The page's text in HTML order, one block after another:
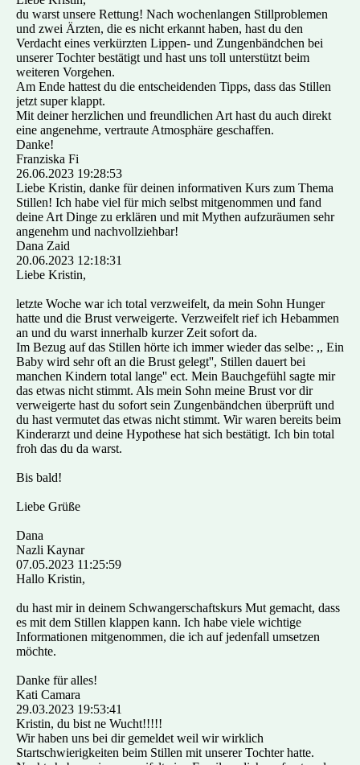
du warst unsere Rettung! Nach wochenlangen Stillproblemen
und zwei Ärzten, die es nicht erkannt haben, hast du den
Verdacht eines verkürzten Lippen- und Zungenbändchen bei
unserer Tochter bestätigt und hast uns toll unterstützt beim
weiteren Vorgehen.
Am Ende hattest du die entscheidenden Tipps, dass das Stillen
jetzt super klappt.
Mit deiner herzlichen und freundlichen Art hast du auch direkt
eine angenehme, vertraute Atmosphäre geschaffen.
Danke!
Franziska Fi
26.06.2023 19:28:53
Liebe Kristin, danke für deinen informativen Kurs zum Thema
Stillen! Ich habe viel für mich selbst mitgenommen und fand
deine Art Dinge zu erklären und mit Mythen aufzuräumen sehr
angenehm und nachvollziehbar!
Dana Zaid
20.06.2023 12:18:31
Liebe Kristin,
letzte Woche war ich total verzweifelt, da mein Sohn Hunger
hatte und die Brust verweigerte. Verzweifelt rief ich Hebammen
an und du warst innerhalb kurzer Zeit sofort da.
Im Bezug auf das Stillen hörte ich immer wieder das selbe: ,, Ein
Baby wird sehr oft an die Brust gelegt'', Stillen dauert bei
manchen Kindern total lange'' ect. Mein Bauchgefühl sagte mir
das etwas nicht stimmt. Als mein Sohn meine Brust vor dir
verweigerte hast du sofort sein Zungenbändchen überprüft und
du hast vermutet das etwas nicht stimmt. Wir waren bereits beim
Kinderarzt und deine Hypothese hat sich bestätigt. Ich bin total
froh das du da warst.
Bis bald!
Liebe Grüße
Dana
Nazli Kaynar
07.05.2023 11:25:59
Hallo Kristin,
du hast mir in deinem Schwangerschaftskurs Mut gemacht, dass
es mit dem Stillen klappen kann. Ich habe viele wichtige
Informationen mitgenommen, die ich auf jedenfall umsetzen
möchte.
Danke für alles!
Kati Camara
29.03.2023 19:53:41
Kristin, du bist ne Wucht!!!!!
Wir haben uns bei dir gemeldet weil wir wirklich
Startschwierigkeiten beim Stillen mit unserer Tochter hatte.